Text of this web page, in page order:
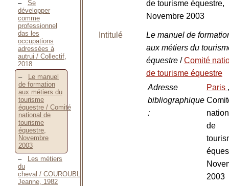
Se
développer
comme
professionnel
das les
occupations
adressées à
autrui / Collectif,
2018
Le manuel
de formation
aux métiers du
tourisme
équestre / Comité
national de
tourisme
équestre,
Novembre
2003
Les métiers
du
cheval / COUROUBLE
Jeanne, 1982
de tourisme équestre,
Novembre 2003
Intitulé
Le manuel de
aux métiers du
équestre /Comité
de tourisme équestre
Adresse
bibliographique
:
Paris ,
de
2003